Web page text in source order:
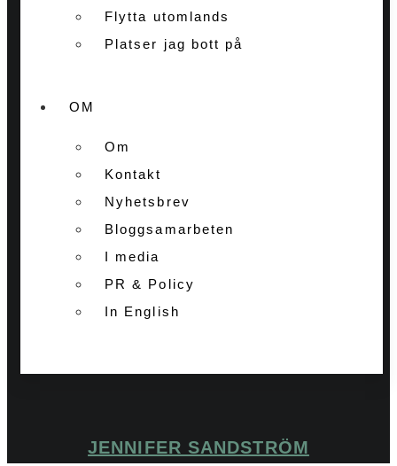
Flytta utomlands
Platser jag bott på
OM
Om
Kontakt
Nyhetsbrev
Bloggsamarbeten
I media
PR & Policy
In English
JENNIFER SANDSTRÖM